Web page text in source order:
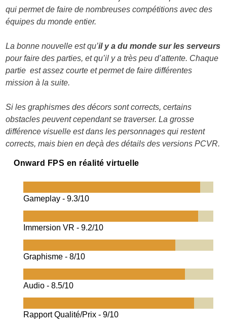
qui permet de faire de nombreuses compétitions avec des
équipes du monde entier.
La bonne nouvelle est qu’il y a du monde sur les serveurs
pour faire des parties, et qu’il y a très peu d’attente. Chaque
partie est assez courte et permet de faire différentes
mission à la suite.
Si les graphismes des décors sont corrects, certains
obstacles peuvent cependant se traverser. La grosse
différence visuelle est dans les personnages qui restent
corrects, mais bien en deçà des détails des versions PCVR.
Onward FPS en réalité virtuelle
Gameplay -9.3/10
Immersion VR -9.2/10
Graphisme -8/10
Audio -8.5/10
Rapport Qualité/Prix -9/10